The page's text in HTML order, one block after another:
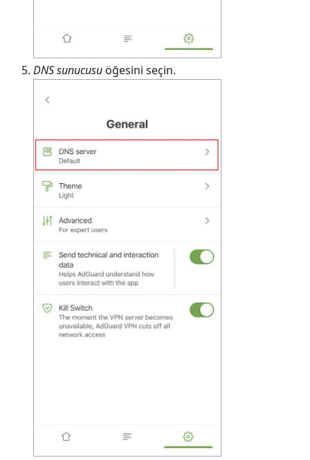
DNS sunucusuöğesini seçin.